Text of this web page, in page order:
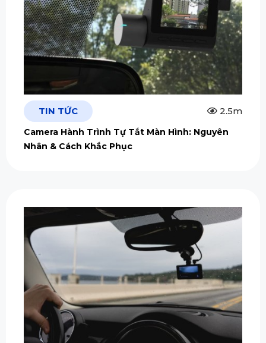
TIN TỨC 2.5m
Camera Hành Trình Tự Tắt Màn Hình: Nguyên
Nhân & Cách Khắc Phục